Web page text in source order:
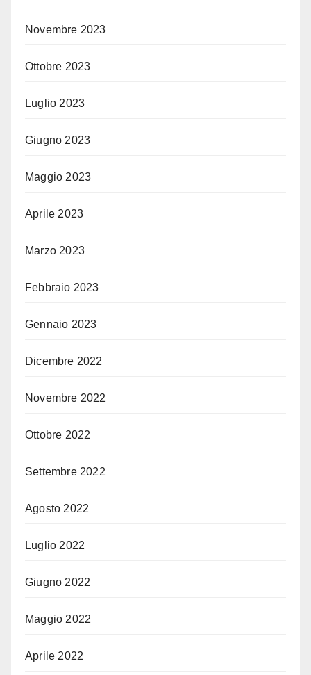
Novembre 2023
Ottobre 2023
Luglio 2023
Giugno 2023
Maggio 2023
Aprile 2023
Marzo 2023
Febbraio 2023
Gennaio 2023
Dicembre 2022
Novembre 2022
Ottobre 2022
Settembre 2022
Agosto 2022
Luglio 2022
Giugno 2022
Maggio 2022
Aprile 2022